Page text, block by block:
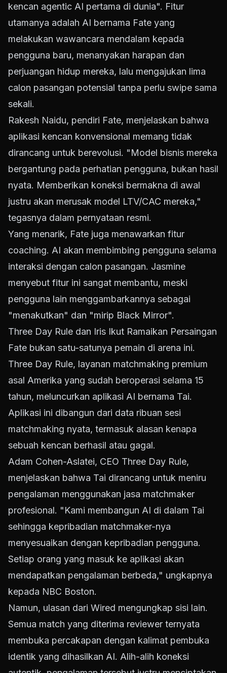
kencan agentic AI pertama di dunia". Fitur
utamanya adalah AI bernama Fate yang
melakukan wawancara mendalam kepada
pengguna baru, menanyakan harapan dan
perjuangan hidup mereka, lalu mengajukan lima
calon pasangan potensial tanpa perlu swipe sama
sekali.
Rakesh Naidu, pendiri Fate, menjelaskan bahwa
aplikasi kencan konvensional memang tidak
dirancang untuk berevolusi. "Model bisnis mereka
bergantung pada perhatian pengguna, bukan hasil
nyata. Memberikan koneksi bermakna di awal
justru akan merusak model LTV/CAC mereka,"
tegasnya dalam pernyataan resmi.
Yang menarik, Fate juga menawarkan fitur
coaching. AI akan membimbing pengguna selama
interaksi dengan calon pasangan. Jasmine
menyebut fitur ini sangat membantu, meski
pengguna lain menggambarkannya sebagai
"menakutkan" dan "mirip Black Mirror".
Three Day Rule dan Iris Ikut Ramaikan Persaingan
Fate bukan satu-satunya pemain di arena ini.
Three Day Rule, layanan matchmaking premium
asal Amerika yang sudah beroperasi selama 15
tahun, meluncurkan aplikasi AI bernama Tai.
Aplikasi ini dibangun dari data ribuan sesi
matchmaking nyata, termasuk alasan kenapa
sebuah kencan berhasil atau gagal.
Adam Cohen-Aslatei, CEO Three Day Rule,
menjelaskan bahwa Tai dirancang untuk meniru
pengalaman menggunakan jasa matchmaker
profesional. "Kami membangun AI di dalam Tai
sehingga kepribadian matchmaker-nya
menyesuaikan dengan kepribadian pengguna.
Setiap orang yang masuk ke aplikasi akan
mendapatkan pengalaman berbeda," ungkapnya
kepada NBC Boston.
Namun, ulasan dari Wired mengungkap sisi lain.
Semua match yang diterima reviewer ternyata
membuka percakapan dengan kalimat pembuka
identik yang dihasilkan AI. Alih-alih koneksi